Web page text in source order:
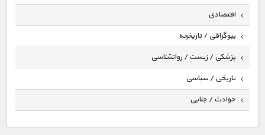
اقتصادی
بیوگرافی / تاریخچه
پزشکی / زیست / روانشناسی
تاریخی / سیاسی
حوادث / جنایی